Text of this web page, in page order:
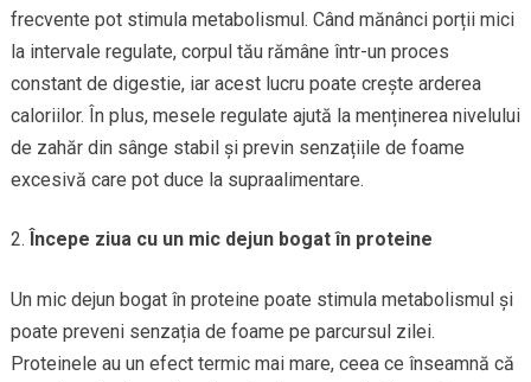
frecvente pot stimula metabolismul. Când mănânci porții mici
la intervale regulate, corpul tău rămâne într-un proces
constant de digestie, iar acest lucru poate crește arderea
caloriilor. În plus, mesele regulate ajută la menținerea nivelului
de zahăr din sânge stabil și previn senzațiile de foame
excesivă care pot duce la supraalimentare.
Începe ziua cu un mic dejun bogat în proteine
Un mic dejun bogat în proteine poate stimula metabolismul și
poate preveni senzația de foame pe parcursul zilei.
Proteinele au un efect termic mai mare, ceea ce înseamnă că